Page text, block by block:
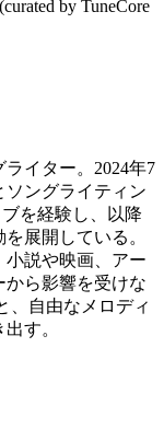
by TuneCore
イター。2024年7
ソングライティン
を経験し、以降
展開している。
説や映画、アー
から影響を受けな
、自由なメロディ
す。